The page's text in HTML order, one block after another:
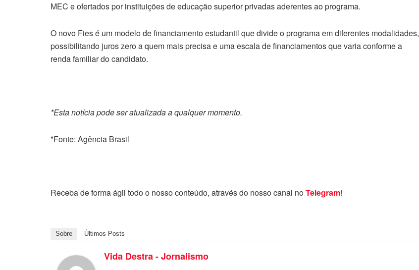
MEC e ofertados por instituições de educação superior privadas aderentes ao programa.
O novo Fies é um modelo de financiamento estudantil que divide o programa em diferentes modalidades,
possibilitando juros zero a quem mais precisa e uma escala de financiamentos que varia conforme a
renda familiar do candidato.
*Esta notícia pode ser atualizada a qualquer momento.
*Fonte: Agência Brasil
Receba de forma ágil todo o nosso conteúdo, através do nosso canal noTelegram!
Sobre Últimos Posts
Vida Destra - Jornalismo